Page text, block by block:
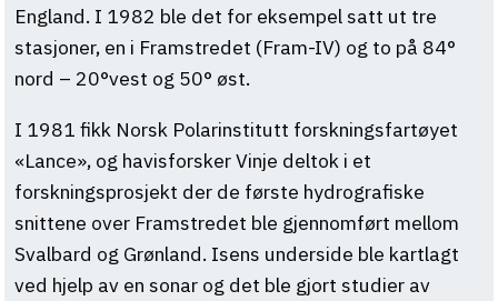
England. I 1982 ble det for eksempel satt ut tre
stasjoner, en i Framstredet (Fram-IV) og to på 84°
nord – 20°vest og 50° øst.
I 1981 fikk Norsk Polarinstitutt forskningsfartøyet
«Lance», og havisforsker Vinje deltok i et
forskningsprosjekt der de første hydrografiske
snittene over Framstredet ble gjennomført mellom
Svalbard og Grønland. Isens underside ble kartlagt
ved hjelp av en sonar og det ble gjort studier av